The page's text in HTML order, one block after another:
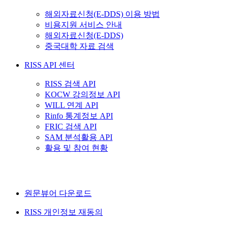
해외자료신청(E-DDS) 이용 방법
비용지원 서비스 안내
해외자료신청(E-DDS)
중국대학 자료 검색
RISS API 센터
RISS 검색 API
KOCW 강의정보 API
WILL 연계 API
Rinfo 통계정보 API
FRIC 검색 API
SAM 분석활용 API
활용 및 참여 현황
원문뷰어 다운로드
RISS 개인정보 재동의